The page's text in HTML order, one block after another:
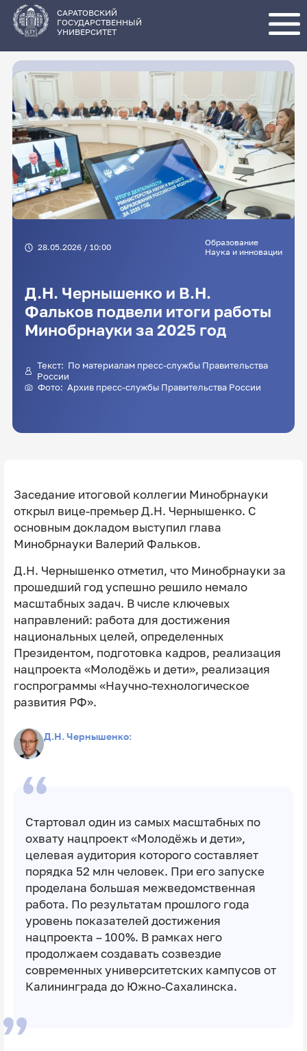
основному
содержанию
САРАТОВСКИЙ
ГОСУДАРСТВЕННЫЙ
УНИВЕРСИТЕТ
28.05.2026 / 10:00
Образование
Наука и инновации
Д.Н. Чернышенко и В.Н.
Фальков подвели итоги работы
Минобрнауки за 2025 год
Текст: По материалам пресс-службы Правительства
России
Фото: Архив пресс-службы Правительства России
Заседание итоговой коллегии Минобрнауки
открыл вице-премьер Д.Н. Чернышенко. С
основным докладом выступил глава
Минобрнауки Валерий Фальков.
Д.Н. Чернышенко отметил, что Минобрнауки за
прошедший год успешно решило немало
масштабных задач. В числе ключевых
направлений: работа для достижения
национальных целей, определенных
Президентом, подготовка кадров, реализация
нацпроекта «Молодёжь и дети», реализация
госпрограммы «Научно-технологическое
развития РФ».
Д.Н. Чернышенко:
Стартовал один из самых масштабных по
охвату нацпроект «Молодёжь и дети»,
целевая аудитория которого составляет
порядка 52 млн человек. При его запуске
проделана большая межведомственная
работа. По результатам прошлого года
уровень показателей достижения
нацпроекта – 100%. В рамках него
продолжаем создавать созвездие
современных университетских кампусов от
Калининграда до Южно-Сахалинска.